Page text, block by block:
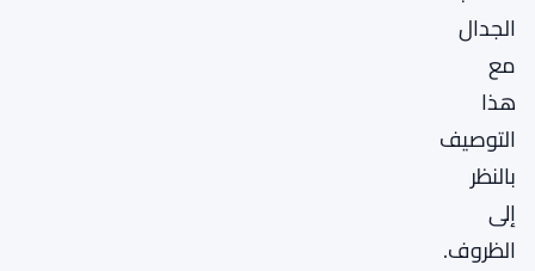
الجدال
مع
هذا
التوصيف
بالنظر
إلى
الظروف.